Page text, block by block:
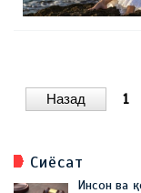
Назад 1
Сиёсат
Инсон ва